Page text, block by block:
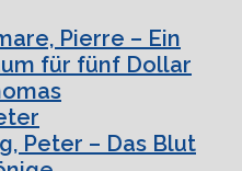
Pierre – Ein
für fünf Dollar
Peter – Das Blut